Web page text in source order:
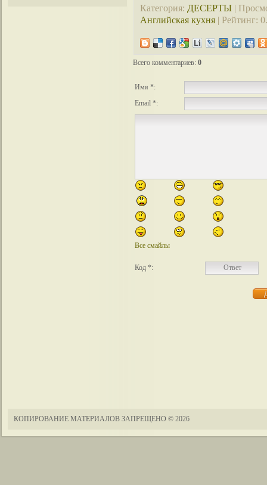
Категория: ДЕСЕРТЫ |
Английская кухня | Рейтинг:
Всего комментариев: 0
Имя *:
Email *:
Все смайлы
Код *:
КОПИРОВАНИЕ МАТЕРИАЛОВ ЗАПРЕЩЕНО © 2026